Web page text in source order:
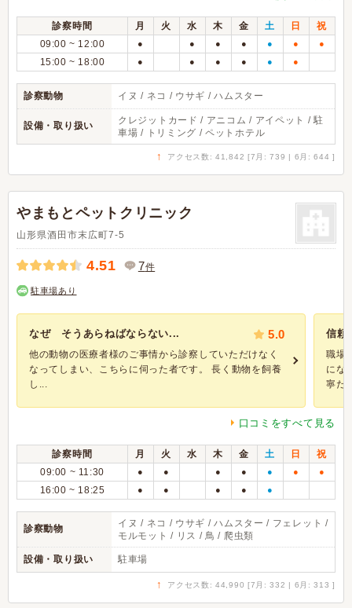
診察時間 月 火 水 木 金 土 日
祝
09:00 ~ 12:00
● ● ● ● ● ● ●
15:00 ~ 18:00 ● ● ● ● ● ●
診察動物 イヌ / ネコ / ウサギ / ハムスター
設備・取り扱い
クレジットカード / アニコム / アイペット / 駐
車場 / トリミング / ペットホテル
↑ アクセス数: 41,842 [7月: 739 | 6月: 644 ]
やまもとペットクリニック
山形県酒田市末広町7-5
4.51 7件
駐車場あり
なぜ そうあらねばならない... 5.0
他の動物の医療者様のご事情から診察していただけなく
なってしまい、こちらに伺った者です。 長く動物を飼養
し...
信頼
職場
にな
寧だ
口コミをすべて見る
診察時間 月 火 水 木 金 土 日
祝
09:00 ~ 11:30
● ● ● ● ● ● ●
16:00 ~ 18:25 ● ● ● ● ●
診察動物
イヌ / ネコ / ウサギ / ハムスター / フェレット /
モルモット / リス / 鳥 / 爬虫類
設備・取り扱い 駐車場
↑ アクセス数: 44,990 [7月: 332 | 6月: 313 ]